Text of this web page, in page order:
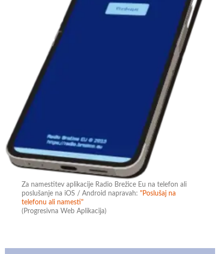
Za namestitev aplikacije Radio Brežice Eu na telefon ali
poslušanje na iOS / Android napravah:"Poslušaj na
telefonu ali namesti"
(Progresivna Web Aplikacija)